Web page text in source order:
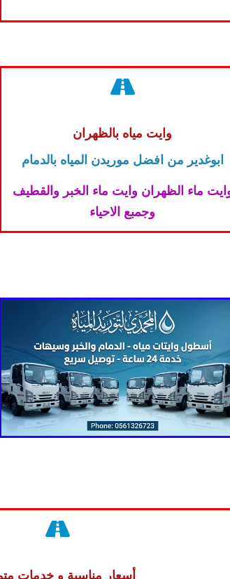
وايت مياه بالظهران
ابوغدير من افضل موريدن المياه بالدمام
ماء الظهران وايت ماء الخبر والقطيف
وجمبع الاحياء
أسعار مناسبة و خدمات